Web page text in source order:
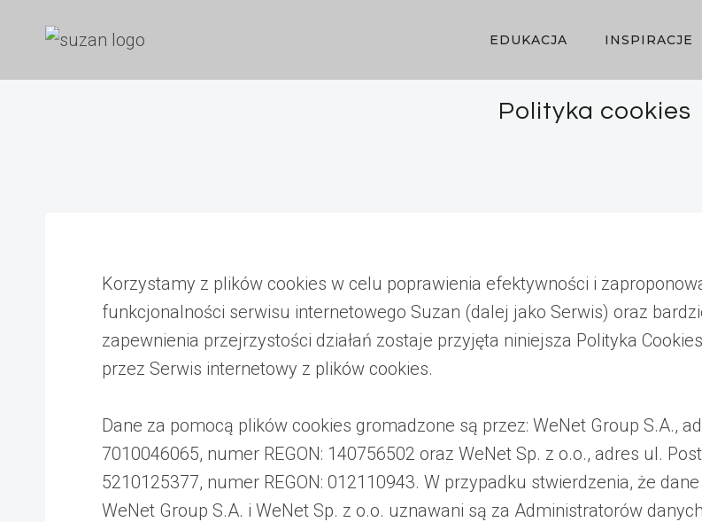
EDUKACJA INSPIRACJE
Polityka cookies
Korzystamy z plików cookies w celu poprawienia efektywności i
funkcjonalności serwisu internetowego Suzan (dalej jako Serwis) oraz
zapewnienia przejrzystości działań zostaje przyjęta niniejsza Polityka
przez Serwis internetowy z plików cookies.
Dane za pomocą plików cookies gromadzone są przez: WeNet Group S.A.,
7010046065, numer REGON: 140756502 oraz WeNet Sp. z o.o., adres ul.
5210125377, numer REGON: 012110943. W przypadku stwierdzenia, że
WeNet Group S.A. i WeNet Sp. z o.o. uznawani są za Administratorów